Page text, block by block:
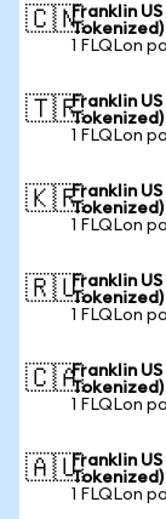
🇨🇳Franklin
1 FLQLon
🇹🇷Franklin
1 FLQLon
🇰🇷Franklin
1 FLQLon
🇷🇺Franklin
Tokenized)
1 FLQLon
🇨🇦Franklin
1 FLQLon
🇦🇺Franklin
1 FLQLon